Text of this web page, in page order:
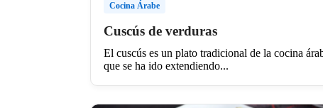
Cocina Árabe
Cuscús de verduras
El cuscús es un plato tradicional de la cocina
que se ha ido extendiendo...